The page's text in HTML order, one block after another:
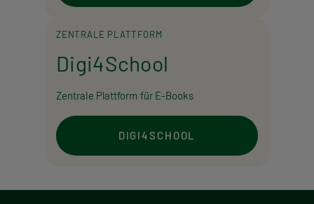
ZENTRALE PLATTFORM
Digi4School
Zentrale Plattform für E-Books
DIGI4SCHOOL